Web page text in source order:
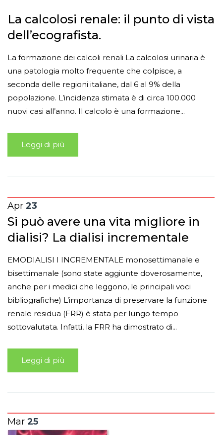
La calcolosi renale: il punto di vista
dell’ecografista.
La formazione dei calcoli renali La calcolosi urinaria è
una patologia molto frequente che colpisce, a
seconda delle regioni italiane, dal 6 al 9% della
popolazione. L’incidenza stimata è di circa 100.000
nuovi casi all’anno. Il calcolo è una formazione...
Leggi di più
Apr 23
Si può avere una vita migliore in
dialisi? La dialisi incrementale
EMODIALISI I INCREMENTALE monosettimanale e
bisettimanale (sono state aggiunte doverosamente,
anche per i medici che leggono, le principali voci
bibliografiche) L’importanza di preservare la funzione
renale residua (FRR) è stata per lungo tempo
sottovalutata. Infatti, la FRR ha dimostrato di...
Leggi di più
Mar 25